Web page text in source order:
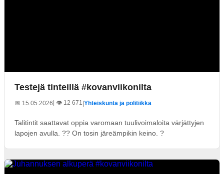
Testejä tinteillä #kovanviikonilta
📅 15.05.2026| 👁️ 12 671 Yhteiskunta ja politiikka
Talitintit saattavat oppia varomaan tuulivoimaloita värjättyjen
lapojen avulla. ?? On tosin järeämpikin keino. ?